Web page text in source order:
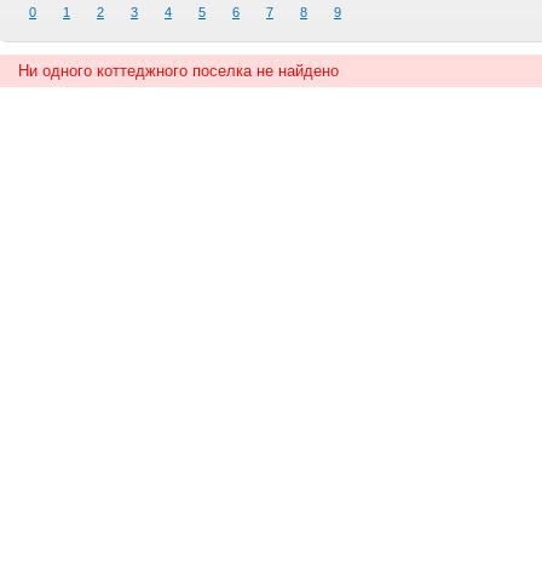
0 1 2 3 4 5 6 7 8 9
Ни одного коттеджного поселка не найдено